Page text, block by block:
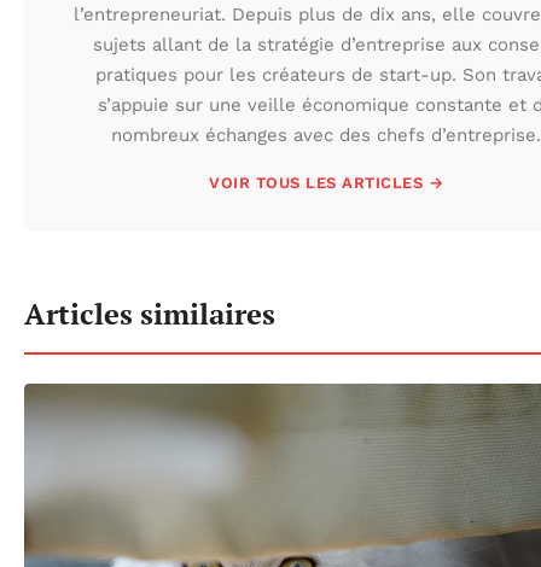
l’entrepreneuriat. Depuis plus de dix ans, elle
sujets allant de la stratégie d’entreprise aux
pratiques pour les créateurs de start-up. Son
s’appuie sur une veille économique constante et
nombreux échanges avec des chefs d’entreprise.
VOIR TOUS LES ARTICLES →
Articles similaires